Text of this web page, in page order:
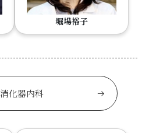
堀場裕子
消化器内科